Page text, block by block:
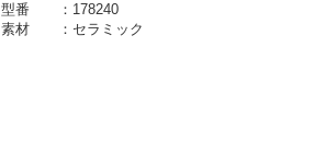
型番 ：178240
素材 ：セラミック